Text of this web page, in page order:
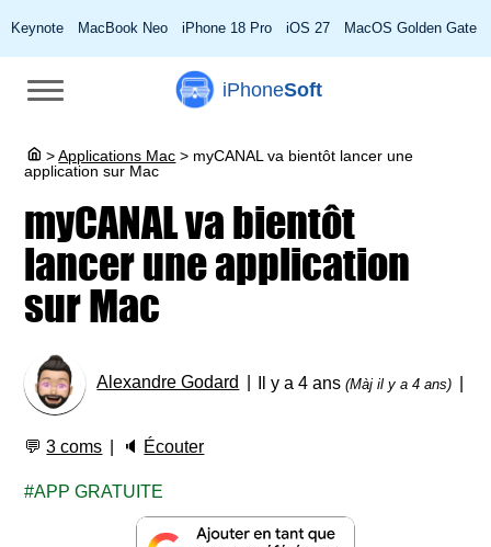
Keynote MacBook Neo iPhone 18 Pro iOS 27 MacOS Golden Gate
iPhoneSoft
> Applications Mac > myCANAL va bientôt lancer une
application sur Mac
myCANAL va bientôt
lancer une application
sur Mac
Alexandre Godard Il y a 4 ans(Màj il y a 4 ans)
💬3 coms 🔈 Écouter
APP GRATUITE